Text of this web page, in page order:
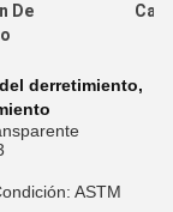
De
derretimiento,
ASTM